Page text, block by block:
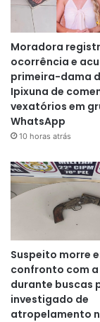
Moradora
ocorrência e
primeira-dama
Ipixuna de
vexatórios em
WhatsApp
10 horas atrás
Suspeito morre
confronto com a
durante buscas
investigado de
atropelamento